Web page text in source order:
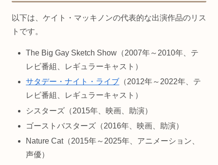
以下は、ケイト・マッキノンの代表的な出演作品のリス
トです。
The Big Gay Sketch Show（2007年～2010年、テ
レビ番組、レギュラーキャスト）
サタデー・ナイト・ライブ （2012年～2022年、テ
レビ番組、レギュラーキャスト）
シスターズ（2015年、映画、助演）
ゴーストバスターズ（2016年、映画、助演）
Nature Cat（2015年～2025年、アニメーション、
声優）